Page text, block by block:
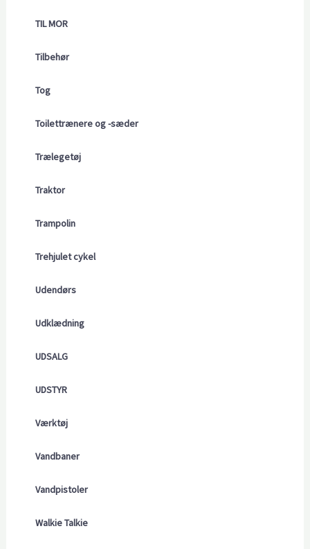
TIL MOR
Tilbehør
Tog
Toilettrænere og -sæder
Trælegetøj
Traktor
Trampolin
Trehjulet cykel
Udendørs
Udklædning
UDSALG
UDSTYR
Værktøj
Vandbaner
Vandpistoler
Walkie Talkie